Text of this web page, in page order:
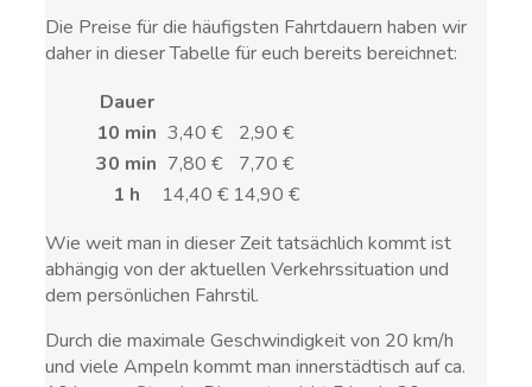
Die Preise für die häufigsten Fahrtdauern haben wir
daher in dieser Tabelle für euch bereits bereichnet:
Dauer
10 min 3,40 €
2,90 €
30 min 7,80 €
7,70 €
1 h
14,40 € 14,90 €
Wie weit man in dieser Zeit tatsächlich kommt ist
abhängig von der aktuellen Verkehrssituation und
dem persönlichen Fahrstil.
Durch die maximale Geschwindigkeit von 20 km/h
und viele Ampeln kommt man innerstädtisch auf ca.